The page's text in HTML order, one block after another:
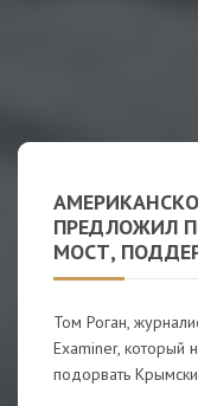
ПРЕДЛОЖИЛ
МОСТ,
Том Роган,
Examiner, который
подорвать